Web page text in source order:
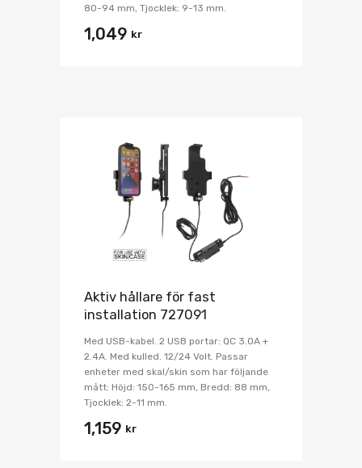
80-94 mm, Tjocklek: 9-13 mm.
1,049 kr
Aktiv hållare för fast
installation 727091
Med USB-kabel. 2 USB portar: QC 3.0A +
2.4A. Med kulled. 12/24 Volt. Passar
enheter med skal/skin som har följande
mått: Höjd: 150-165 mm, Bredd: 88 mm,
Tjocklek: 2-11 mm.
1,159 kr